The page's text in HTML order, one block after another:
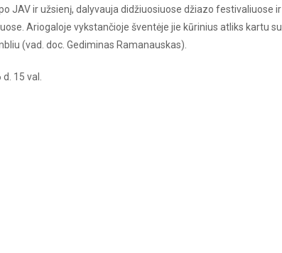
JAV ir užsienį, dalyvauja didžiuosiuose džiazo festivaliuose ir
Ariogaloje vykstančioje šventėje jie kūrinius atliks kartu su
(vad. doc. Gediminas Ramanauskas).
15 val.